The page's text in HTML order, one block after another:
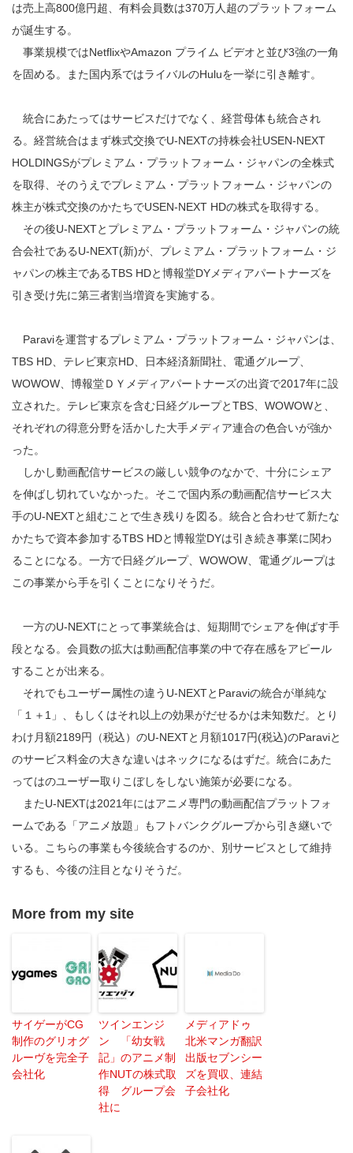
は売上高800億円超、有料会員数は370万人超のプラットフォーム
が誕生する。
事業規模ではNetflixやAmazon プライム ビデオと並び3強の一角
を固める。また国内系ではライバルのHuluを一挙に引き離す。
統合にあたってはサービスだけでなく、経営母体も統合され
る。経営統合はまず株式交換でU-NEXTの持株会社USEN-NEXT
HOLDINGSがプレミアム・プラットフォーム・ジャパンの全株式
を取得、そのうえでプレミアム・プラットフォーム・ジャパンの
株主が株式交換のかたちでUSEN-NEXT HDの株式を取得する。
その後U-NEXTとプレミアム・プラットフォーム・ジャパンの統
合会社であるU-NEXT(新)が、プレミアム・プラットフォーム・ジ
ャパンの株主であるTBS HDと博報堂DYメディアパートナーズを
引き受け先に第三者割当増資を実施する。
Paraviを運営するプレミアム・プラットフォーム・ジャパンは、
TBS HD、テレビ東京HD、日本経済新聞社、電通グループ、
WOWOW、博報堂ＤＹメディアパートナーズの出資で2017年に設
立された。テレビ東京を含む日経グループとTBS、WOWOWと、
それぞれの得意分野を活かした大手メディア連合の色合いが強か
った。
しかし動画配信サービスの厳しい競争のなかで、十分にシェア
を伸ばし切れていなかった。そこで国内系の動画配信サービス大
手のU-NEXTと組むことで生き残りを図る。統合と合わせて新たな
かたちで資本参加するTBS HDと博報堂DYは引き続き事業に関わ
ることになる。一方で日経グループ、WOWOW、電通グループは
この事業から手を引くことになりそうだ。
一方のU-NEXTにとって事業統合は、短期間でシェアを伸ばす手
段となる。会員数の拡大は動画配信事業の中で存在感をアピール
することが出来る。
それでもユーザー属性の違うU-NEXTとParaviの統合が単純な
「１＋1」、もしくはそれ以上の効果がだせるかは未知数だ。とり
わけ月額2189円（税込）のU-NEXTと月額1017円(税込)のParaviと
のサービス料金の大きな違いはネックになるはずだ。統合にあた
ってはのユーザー取りこぼしをしない施策が必要になる。
またU-NEXTは2021年にはアニメ専門の動画配信プラットフォ
ームである「アニメ放題」もフトバンクグループから引き継いで
いる。こちらの事業も今後統合するのか、別サービスとして維持
するも、今後の注目となりそうだ。
More from my site
サイゲーがCG
制作のグリオグ
ルーヴを完全子
会社化
ツインエンジ
ン 「幼女戦
記」のアニメ制
作NUTの株式取
得 グループ会
社に
メディアドゥ
北米マンガ翻訳
出版セブンシー
ズを買収、連結
子会社化